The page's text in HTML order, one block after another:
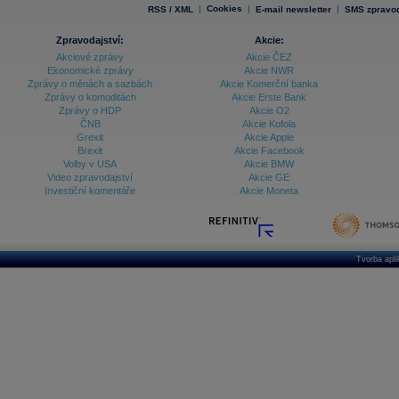
RSS / XML | Cookies | E-mail newsletter | SMS
Zpravodajství:
Akciové zprávy
Ekonomické zprávy
Zprávy o měnách a sazbách
Zprávy o komoditách
Zprávy o HDP
ČNB
Grexit
Brexit
Volby v USA
Video zpravodajství
Investiční komentáře
Akcie:
Akcie ČEZ
Akcie NWR
Akcie Komerční banka
Akcie Erste Bank
Akcie O2
Akcie Kofola
Akcie Apple
Akcie Facebook
Akcie BMW
Akcie GE
Akcie Moneta
Tvorba